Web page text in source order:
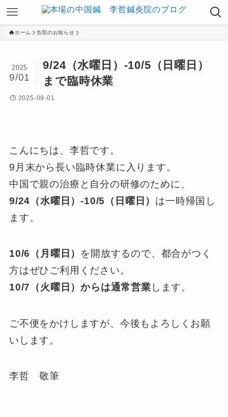
ホーム 当院のお知らせ
9/24（水曜日）-10/5（日曜日）
まで臨時休業
2025
9/01
2025-09-01
こんにちは、李哲です。
9月末から長い臨時休業に入ります。
中国で親の治療と自分の研修のために、
9/24（水曜日）-10/5（日曜日） は一時帰国し
ます。
10/6（月曜日） を開放するので、都合がつく
方はぜひご利用ください。
10/7（火曜日）からは通常営業 します。
ご不便をかけしますが、今後もよろしくお願
いします。
李哲 敬筆